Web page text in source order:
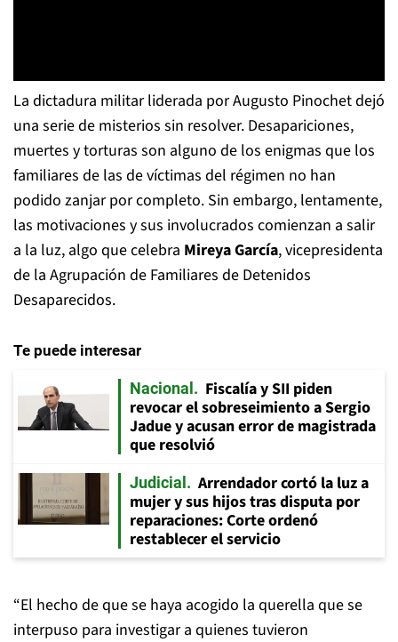
La dictadura militar liderada por Augusto Pinochet dejó
una serie de misterios sin resolver. Desapariciones,
muertes y torturas son alguno de los enigmas que los
familiares de las de víctimas del régimen no han
podido zanjar por completo. Sin embargo, lentamente,
las motivaciones y sus involucrados comienzan a salir
a la luz, algo que celebra Mireya García, vicepresidenta
de la Agrupación de Familiares de Detenidos
Desaparecidos.
Te puede interesar
Nacional
Fiscalía y SII piden
revocar el sobreseimiento a Sergio
Jadue y acusan error de magistrada
que resolvió
Judicial
Arrendador cortó la luz a
mujer y sus hijos tras disputa por
reparaciones: Corte ordenó
restablecer el servicio
“El hecho de que se haya acogido la querella que se
interpuso para investigar a quienes tuvieron